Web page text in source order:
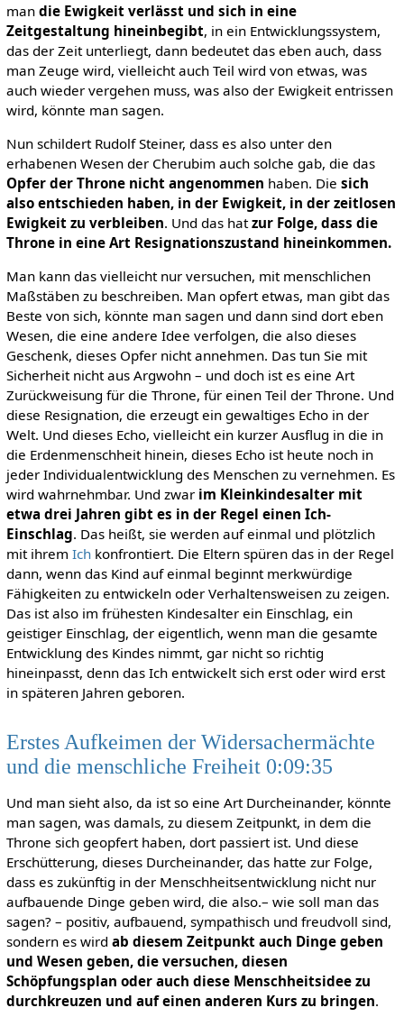
man die Ewigkeit verlässt und sich in eine
Zeitgestaltung hineinbegibt, in ein Entwicklungssystem,
das der Zeit unterliegt, dann bedeutet das eben auch, dass
man Zeuge wird, vielleicht auch Teil wird von etwas, was
auch wieder vergehen muss, was also der Ewigkeit entrissen
wird, könnte man sagen.
Nun schildert Rudolf Steiner, dass es also unter den
erhabenen Wesen der Cherubim auch solche gab, die das
Opfer der Throne nicht angenommen haben. Die sich
also entschieden haben, in der Ewigkeit, in der zeitlosen
Ewigkeit zu verbleiben. Und das hatzur Folge, dass die
Throne in eine Art Resignationszustand hineinkommen.
Man kann das vielleicht nur versuchen, mit menschlichen
Maßstäben zu beschreiben. Man opfert etwas, man gibt das
Beste von sich, könnte man sagen und dann sind dort eben
Wesen, die eine andere Idee verfolgen, die also dieses
Geschenk, dieses Opfer nicht annehmen. Das tun Sie mit
Sicherheit nicht aus Argwohn – und doch ist es eine Art
Zurückweisung für die Throne, für einen Teil der Throne. Und
diese Resignation, die erzeugt ein gewaltiges Echo in der
Welt. Und dieses Echo, vielleicht ein kurzer Ausflug in die in
die Erdenmenschheit hinein, dieses Echo ist heute noch in
jeder Individualentwicklung des Menschen zu vernehmen. Es
wird wahrnehmbar. Und zwar im Kleinkindesalter mit
etwa drei Jahren gibt es in der Regel einen Ich-
Einschlag. Das heißt, sie werden auf einmal und plötzlich
mit ihrem Ichkonfrontiert. Die Eltern spüren das in der Regel
dann, wenn das Kind auf einmal beginnt merkwürdige
Fähigkeiten zu entwickeln oder Verhaltensweisen zu zeigen.
Das ist also im frühesten Kindesalter ein Einschlag, ein
geistiger Einschlag, der eigentlich, wenn man die gesamte
Entwicklung des Kindes nimmt, gar nicht so richtig
hineinpasst, denn das Ich entwickelt sich erst oder wird erst
in späteren Jahren geboren.
Erstes Aufkeimen der Widersachermächte
und die menschliche Freiheit 0:09:35
Und man sieht also, da ist so eine Art Durcheinander, könnte
man sagen, was damals, zu diesem Zeitpunkt, in dem die
Throne sich geopfert haben, dort passiert ist. Und diese
Erschütterung, dieses Durcheinander, das hatte zur Folge,
dass es zukünftig in der Menschheitsentwicklung nicht nur
aufbauende Dinge geben wird, die also.– wie soll man das
sagen? – positiv, aufbauend, sympathisch und freudvoll sind,
sondern es wird ab diesem Zeitpunkt auch Dinge geben
und Wesen geben, die versuchen, diesen
Schöpfungsplan oder auch diese Menschheitsidee zu
durchkreuzen und auf einen anderen Kurs zu bringen.